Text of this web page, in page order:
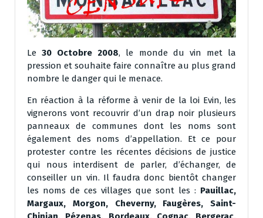
Le30 Octobre 2008, le monde du vin met la
pression et souhaite faire connaître au plus grand
nombre le danger qui le menace.
En réaction à la réforme à venir de la loi Evin, les
vignerons vont recouvrir d’un drap noir plusieurs
panneaux de communes dont les noms sont
également des noms d’appellation. Et ce pour
protester contre les récentes décisions de justice
qui nous interdisent de parler, d’échanger, de
conseiller un vin. Il faudra donc bientôt changer
les noms de ces villages que sont les : Pauillac,
Margaux, Morgon, Cheverny, Faugères, Saint-